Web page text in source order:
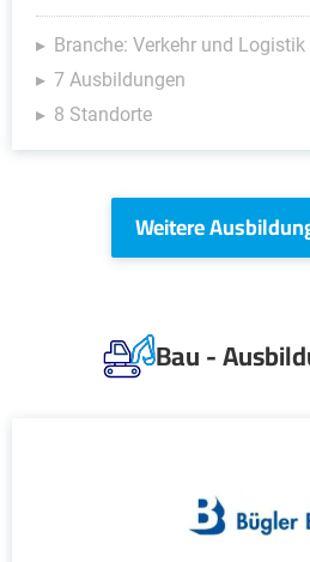
Branche: Verkehr und Logistik
7 Ausbildungen
8 Standorte
Weitere
Bau -